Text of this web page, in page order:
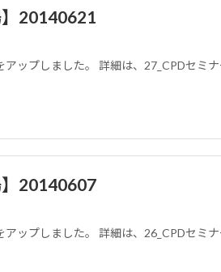
20140621
ップしました。 詳細は、27_CPDセミナ
20140607
ップしました。 詳細は、26_CPDセミナ